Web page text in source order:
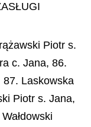
Piotr s.
c. Jana, 86.
87. Laskowska
Piotr s. Jana,